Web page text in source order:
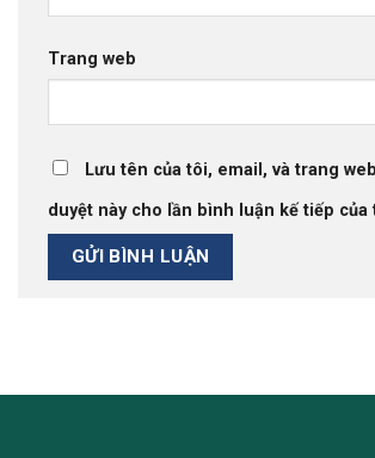
Trang web
Lưu tên của tôi, email, và trang
duyệt này cho lần bình luận kế tiếp của